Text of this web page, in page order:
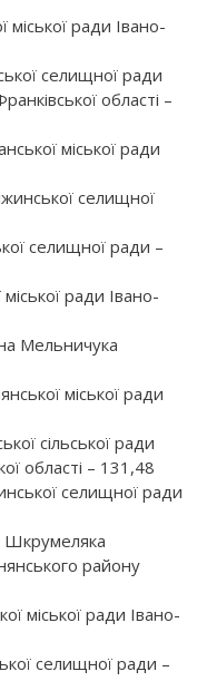
ради Івано-
селищної ради
області –
міської ради
селищної
селищної ради –
ради Івано-
Мельничука
міської ради
сільської ради
області – 131,48
селищної ради
Шкрумеляка
району
міської ради Івано-
селищної ради –